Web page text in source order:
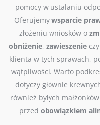
pomocy w ustalaniu
Oferujemy wsparcie
złożeniu wniosków o
obniżenie, zawieszenie czy
klienta w tych sprawach,
wątpliwości. Warto
dotyczy głównie
również byłych
przed obowiązkiem